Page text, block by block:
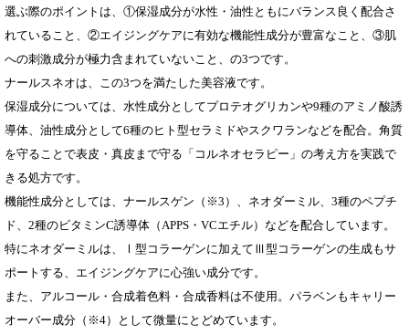
選ぶ際のポイントは、①保湿成分が水性・油性ともにバランス良く配合さ
れていること、②エイジングケアに有効な機能性成分が豊富なこと、③肌
への刺激成分が極力含まれていないこと、の3つです。
ナールスネオは、この3つを満たした美容液です。
保湿成分については、水性成分としてプロテオグリカンや9種のアミノ酸誘
導体、油性成分として6種のヒト型セラミドやスクワランなどを配合。角質
を守ることで表皮・真皮まで守る「コルネオセラピー」の考え方を実践で
きる処方です。
機能性成分としては、ナールスゲン（※3）、ネオダーミル、3種のペプチ
ド、2種のビタミンC誘導体（APPS・VCエチル）などを配合しています。
特にネオダーミルは、Ⅰ型コラーゲンに加えてⅢ型コラーゲンの生成もサ
ポートする、エイジングケアに心強い成分です。
また、アルコール・合成着色料・合成香料は不使用。パラベンもキャリー
オーバー成分（※4）として微量にとどめています。